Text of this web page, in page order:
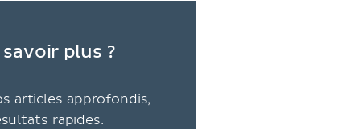
plus ?
articles approfondis,
rapides.